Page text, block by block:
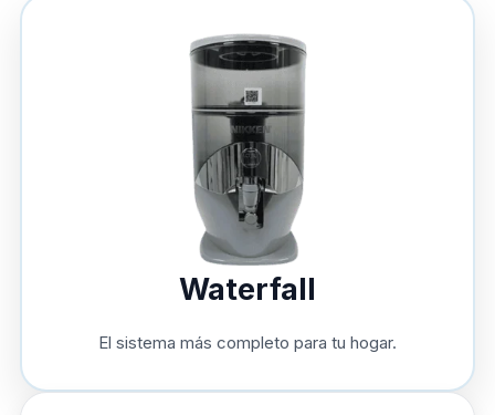
Waterfall
El sistema más completo para tu hogar.